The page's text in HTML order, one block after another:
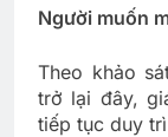
Người muốn
Theo khảo
trở lại đây,
tiếp tục duy